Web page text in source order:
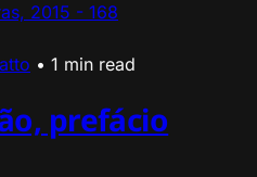
2015 - 168
• 1 min read
prefácio